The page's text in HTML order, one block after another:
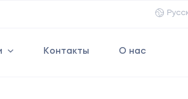
Контакты О нас